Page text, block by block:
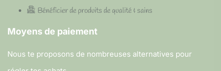
Bénéficier de produits de qualité & sains
Moyens de paiement
Nous te proposons de nombreuses alternatives pour